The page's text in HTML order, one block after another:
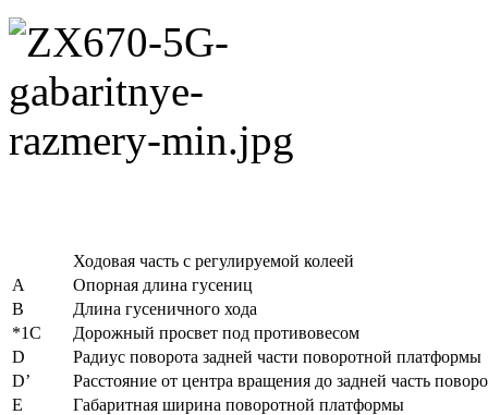
Ходовая часть с регулируемой колеей
А
Опорная длина гусениц
В
Длина гусеничного хода
*1С
Дорожный просвет под противовесом
D
Радиус поворота задней части поворотной платформы
D’
Расстояние от центра вращения до задней часть
Е
Габаритная ширина поворотной платформы